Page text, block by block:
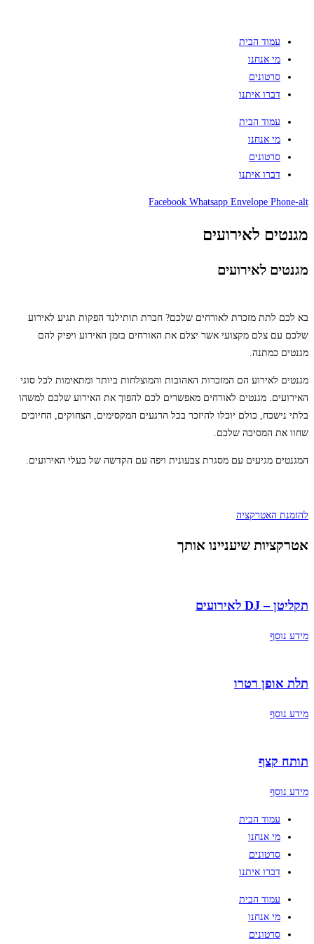
עמוד הבית
מי אנחנו
סרטונים
דברו איתנו
עמוד הבית
מי אנחנו
סרטונים
דברו איתנו
Facebook Whatsapp Envelope Phone-alt
מגנטים לאירועים
מגנטים לאירועים
בא לכם לתת מזכרת לאורחים שלכם? חברת תותילנד הפקות תגיע לאירוע
שלכם עם צלם מקצועי אשר יצלם את האורחים בזמן האירוע ויפיק להם
מגנטים כמתנה.
מגנטים לאירוע הם המזכרות האהובות והמוצלחות ביותר ומתאימות לכל סוגי
האירועים. מגנטים לאורחים מאפשרים לכם להפוך את האירוע שלכם למשהו
בלתי נישכח, כולם יוכלו להיזכר בכל הרגעים המקסימים, הצחוקים, החיוכים
שחוו את המסיבה שלכם.
המגנטים מגיעים עם מסגרת צבעונית ויפה עם הקדשה של בעלי האירועים.
להזמנת האטרקציה
אטרקציות שיעניינו אותך
תקליטן – DJ לאירועים
מידע נוסף
תלת אופן רטרו
מידע נוסף
תותח קצף
מידע נוסף
עמוד הבית
מי אנחנו
סרטונים
דברו איתנו
עמוד הבית
מי אנחנו
סרטונים